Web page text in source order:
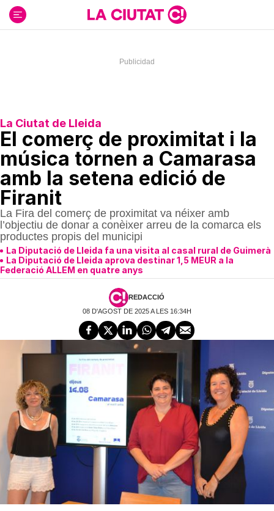
contenido
La Ciutat de Lleida
El comerç de proximitat i la
música tornen a Camarasa
amb la setena edició de
Firanit
La Fira del comerç de proximitat va néixer amb
l’objectiu de donar a conèixer arreu de la comarca els
productes propis del municipi
La Diputació de Lleida fa una visita al casal rural de Guimerà
La Diputació de Lleida aprova destinar 1,5 MEUR a la
Federació ALLEM en quatre anys
REDACCIÓ
08 D'AGOST DE 2025 A LES 16:34H